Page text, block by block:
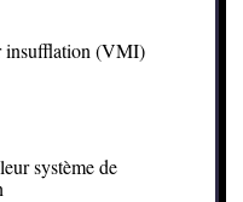
insufflation (VMI)
système de